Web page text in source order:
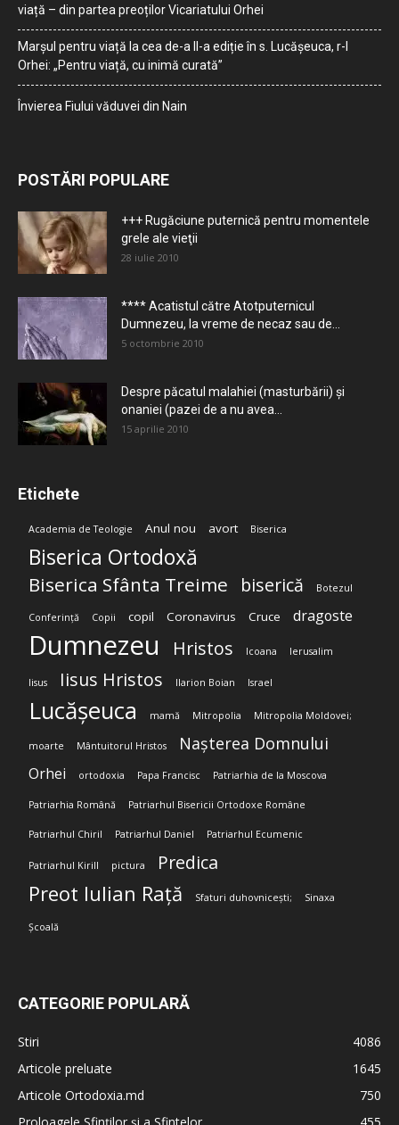
viață – din partea preoților Vicariatului Orhei
Marșul pentru viață la cea de-a II-a ediție în s. Lucășeuca, r-l
Orhei: „Pentru viață, cu inimă curată”
Învierea Fiului văduvei din Nain
POSTĂRI POPULARE
+++ Rugăciune puternică pentru momentele
grele ale vieţii
28 iulie 2010
**** Acatistul către Atotputernicul
Dumnezeu, la vreme de necaz sau de...
5 octombrie 2010
Despre păcatul malahiei (masturbării) şi
onaniei (pazei de a nu avea...
15 aprilie 2010
Etichete
Academia de Teologie Anul nou avort Biserica
Biserica Ortodoxă
Biserica Sfânta Treime biserică Botezul
Conferință Copii copil Coronavirus Cruce dragoste
Dumnezeu Hristos Icoana Ierusalim
Iisus Iisus Hristos Ilarion Boian Israel
Lucășeuca mamă Mitropolia Mitropolia Moldovei;
moarte Mântuitorul Hristos Nașterea Domnului
Orhei ortodoxia Papa Francisc Patriarhia de la Moscova
Patriarhia Română Patriarhul Bisericii Ortodoxe Române
Patriarhul Chiril Patriarhul Daniel Patriarhul Ecumenic
Patriarhul Kirill pictura Predica
Preot Iulian Rață Sfaturi duhovnicești; Sinaxa
Școală
CATEGORIE POPULARĂ
Stiri
4086
Articole preluate
1645
Articole Ortodoxia.md
750